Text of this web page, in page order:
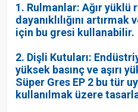
1. Rulmanlar: Ağır yüklü
dayanıklılığını artırmak
için bu gresi kullanabilir.
2. Dişli Kutuları:
yüksek basınç ve aşırı
Süper Gres EP 2 bu tür
kullanılmak üzere